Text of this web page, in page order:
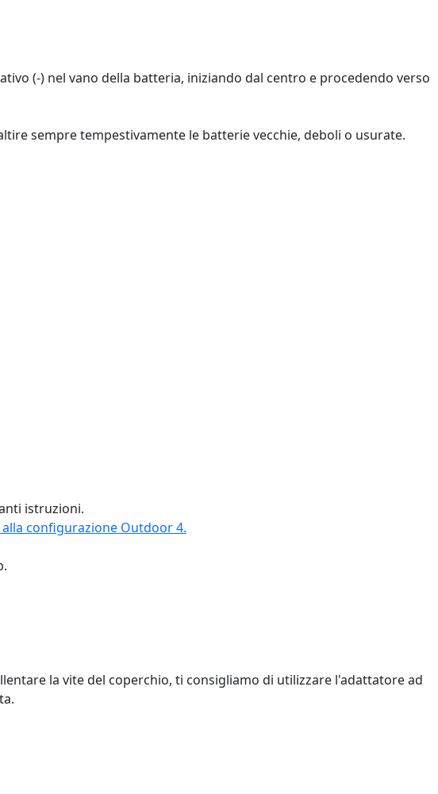
(-) nel vano della batteria, iniziando dal centro e procedendo verso
sempre tempestivamente le batterie vecchie, deboli o usurate.
istruzioni.
configurazione Outdoor 4.
la vite del coperchio, ti consigliamo di utilizzare l'adattatore ad